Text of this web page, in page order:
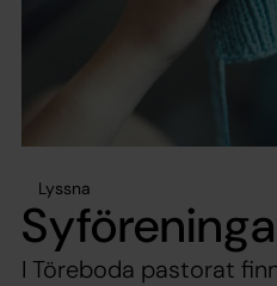
Lyssna
I Töreboda pastorat